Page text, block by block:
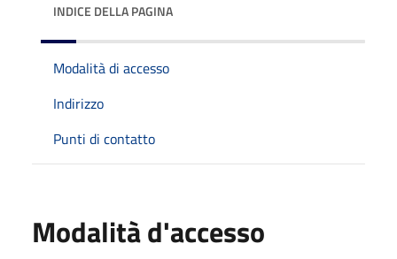
INDICE DELLA PAGINA
Modalità di accesso
Indirizzo
Punti di contatto
Modalità d'accesso